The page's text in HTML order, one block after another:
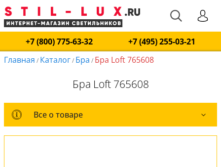
+7 (800) 775-63-32
+7 (495) 255-03-21
Главная / Каталог/ Бра / Бра Loft 765608
Бра Loft 765608
Все о товаре
Все о товаре